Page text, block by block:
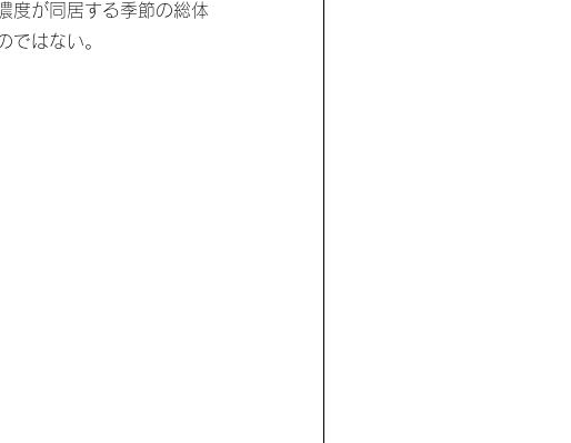
度が同居する季節の総体
ではない。